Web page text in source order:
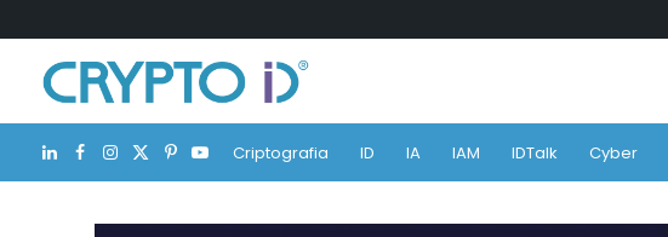
LinkedIn
Facebook
Instagram
X
(Twitter)
Pinterest
YouTubeCriptografia ID IA IAM IDTalk Cyber